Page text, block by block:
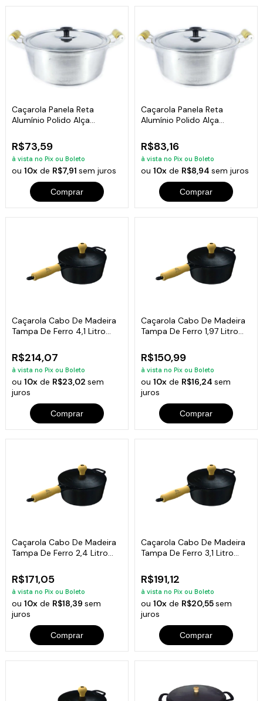
Caçarola Panela Reta
Alumínio Polido Alça
R$73,59
à vista no Pix ou Boleto
ou10x de R$7,91sem juros
Comprar
Caçarola Panela Reta
Alumínio Polido Alça
R$83,16
à vista no Pix ou Boleto
ou 10xde R$8,94 sem juros
Comprar
Caçarola Cabo De Madeira
Tampa De Ferro 4,1 Litro
R$214,07
à vista no Pix ou Boleto
ou10x de R$23,02sem
juros
Comprar
Caçarola Cabo De Madeira
Tampa De Ferro 1,97 Litro
R$150,99
à vista no Pix ou Boleto
ou 10xde R$16,24 sem
juros
Comprar
Caçarola Cabo De Madeira
Tampa De Ferro 2,4 Litro
R$171,05
à vista no Pix ou Boleto
ou10x de R$18,39sem
juros
Comprar
Caçarola Cabo De Madeira
Tampa De Ferro 3,1 Litro
R$191,12
à vista no Pix ou Boleto
ou 10xde R$20,55sem
juros
Comprar